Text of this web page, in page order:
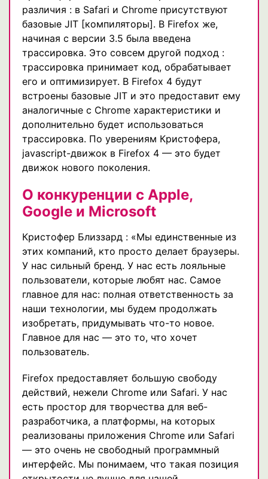
различия : в Safari и Chrome присутствуют
базовые JIT [компиляторы]. В Firefox же,
начиная с версии 3.5 была введена
трассировка. Это совсем другой подход :
трассировка принимает код, обрабатывает
его и оптимизирует. В Firefox 4 будут
встроены базовые JIT и это предоставит ему
аналогичные с Chrome характеристики и
дополнительно будет использоваться
трассировка. По уверениям Кристофера,
javascript-движок в Firefox 4 — это будет
движок нового поколения.
О конкуренции с Apple,
Google и Microsoft
Кристофер Близзард : «Мы единственные из
этих компаний, кто просто делает браузеры.
У нас сильный бренд. У нас есть лояльные
пользователи, которые любят нас. Самое
главное для нас: полная ответственность за
наши технологии, мы будем продолжать
изобретать, придумывать что-то новое.
Главное для нас — это то, что хочет
пользователь.
Firefox предоставляет большую свободу
действий, нежели Chrome или Safari. У нас
есть простор для творчества для веб-
разработчика, а платформы, на которых
реализованы приложения Chrome или Safari
— это очень не свободный программный
интерфейс. Мы понимаем, что такая позиция